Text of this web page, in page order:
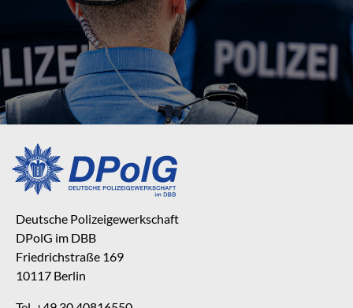
Deutsche Polizeigewerkschaft
DPolG im DBB
Friedrichstraße 169
10117 Berlin